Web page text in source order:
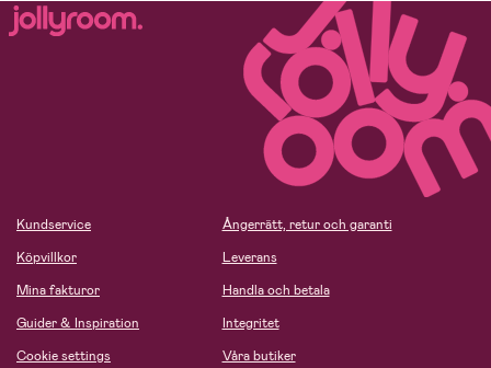
Kundservice
Köpvillkor
Mina fakturor
Guider & Inspiration
Cookie settings
Ångerrätt, retur och garanti
Leverans
Handla och betala
Integritet
Våra butiker